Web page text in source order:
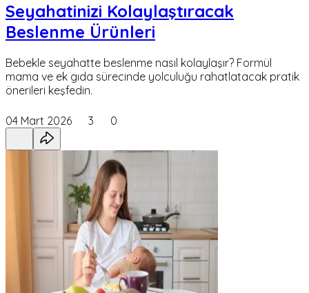
Seyahatinizi Kolaylaştıracak
Beslenme Ürünleri
Bebekle seyahatte beslenme nasıl kolaylaşır? Formül
mama ve ek gıda sürecinde yolculuğu rahatlatacak pratik
önerileri keşfedin.
04 Mart 2026 3 0